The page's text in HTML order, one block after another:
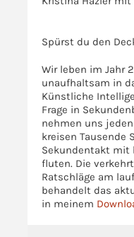
Spürst du den
Wir leben im Jahr
unaufhaltsam in
Künstliche
Frage in
nehmen uns
kreisen Tausende
Sekundentakt mit
fluten. Die
Ratschläge am
behandelt das
in meinem